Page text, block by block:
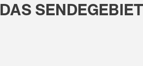
DAS SENDEGEBIET